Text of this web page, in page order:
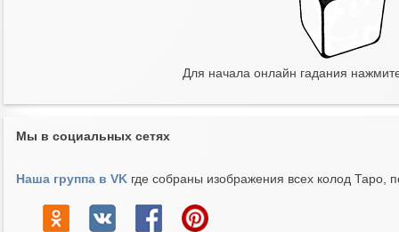
Для начала онлайн гадания
Мы в социальных сетях
Наша группа в VKгде собраны изображения всех колод Таро,